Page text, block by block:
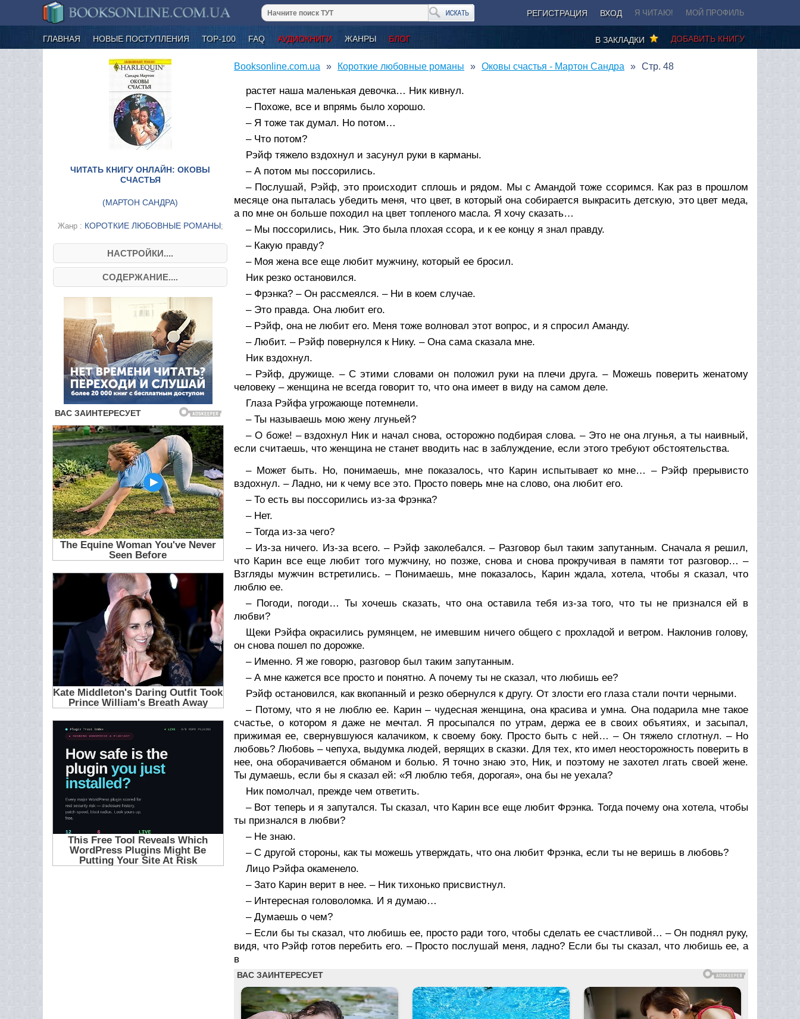
РЕГИСТРАЦИЯ ВХОД Я ЧИТАЮ! МОЙ ПРОФИЛЬ
ГЛАВНАЯ НОВЫЕ ПОСТУПЛЕНИЯ ТОР-100 FAQ АУДИОКНИГИ ЖАНРЫ БЛОГ ДОБАВИТЬ КНИГУ
В ЗАКЛАДКИ
ЧИТАТЬ КНИГУ ОНЛАЙН: ОКОВЫ
СЧАСТЬЯ
(МАРТОН САНДРА)
Жанр : КОРОТКИЕ ЛЮБОВНЫЕ РОМАНЫ;
НАСТРОЙКИ....
СОДЕРЖАНИЕ....
Booksonline.com.ua Короткие любовные романы Оковы счастья - Мартон Сандра Стр. 48
растет наша маленькая девочка… Ник кивнул.
– Похоже, все и впрямь было хорошо.
– Я тоже так думал. Но потом…
– Что потом?
Рэйф тяжело вздохнул и засунул руки в карманы.
– А потом мы поссорились.
– Послушай, Рэйф, это происходит сплошь и рядом. Мы с Амандой тоже ссоримся. Как раз в прошлом
месяце она пыталась убедить меня, что цвет, в который она собирается выкрасить детскую, это цвет меда,
а по мне он больше походил на цвет топленого масла. Я хочу сказать…
– Мы поссорились, Ник. Это была плохая ссора, и к ее концу я знал правду.
– Какую правду?
– Моя жена все еще любит мужчину, который ее бросил.
Ник резко остановился.
– Фрэнка? – Он рассмеялся. – Ни в коем случае.
– Это правда. Она любит его.
– Рэйф, она не любит его. Меня тоже волновал этот вопрос, и я спросил Аманду.
– Любит. – Рэйф повернулся к Нику. – Она сама сказала мне.
Ник вздохнул.
– Рэйф, дружище. – С этими словами он положил руки на плечи друга. – Можешь поверить женатому
человеку – женщина не всегда говорит то, что она имеет в виду на самом деле.
Глаза Рэйфа угрожающе потемнели.
– Ты называешь мою жену лгуньей?
– О боже! – вздохнул Ник и начал снова, осторожно подбирая слова. – Это не она лгунья, а ты наивный,
если считаешь, что женщина не станет вводить нас в заблуждение, если этого требуют обстоятельства.
– Может быть. Но, понимаешь, мне показалось, что Карин испытывает ко мне… – Рэйф прерывисто
вздохнул. – Ладно, ни к чему все это. Просто поверь мне на слово, она любит его.
– То есть вы поссорились из-за Фрэнка?
– Нет.
– Тогда из-за чего?
– Из-за ничего. Из-за всего. – Рэйф заколебался. – Разговор был таким запутанным. Сначала я решил,
что Карин все еще любит того мужчину, но позже, снова и снова прокручивая в памяти тот разговор… –
Взгляды мужчин встретились. – Понимаешь, мне показалось, Карин ждала, хотела, чтобы я сказал, что
люблю ее.
– Погоди, погоди… Ты хочешь сказать, что она оставила тебя из-за того, что ты не признался ей в
любви?
Щеки Рэйфа окрасились румянцем, не имевшим ничего общего с прохладой и ветром. Наклонив голову,
он снова пошел по дорожке.
– Именно. Я же говорю, разговор был таким запутанным.
– А мне кажется все просто и понятно. А почему ты не сказал, что любишь ее?
Рэйф остановился, как вкопанный и резко обернулся к другу. От злости его глаза стали почти черными.
– Потому, что я не люблю ее. Карин – чудесная женщина, она красива и умна. Она подарила мне такое
счастье, о котором я даже не мечтал. Я просыпался по утрам, держа ее в своих объятиях, и засыпал,
прижимая ее, свернувшуюся калачиком, к своему боку. Просто быть с ней… – Он тяжело сглотнул. – Но
любовь? Любовь – чепуха, выдумка людей, верящих в сказки. Для тех, кто имел неосторожность поверить в
нее, она оборачивается обманом и болью. Я точно знаю это, Ник, и поэтому не захотел лгать своей жене.
Ты думаешь, если бы я сказал ей: «Я люблю тебя, дорогая», она бы не уехала?
Ник помолчал, прежде чем ответить.
– Вот теперь и я запутался. Ты сказал, что Карин все еще любит Фрэнка. Тогда почему она хотела, чтобы
ты признался в любви?
– Не знаю.
– С другой стороны, как ты можешь утверждать, что она любит Фрэнка, если ты не веришь в любовь?
Лицо Рэйфа окаменело.
– Зато Карин верит в нее. – Ник тихонько присвистнул.
– Интересная головоломка. И я думаю…
– Думаешь о чем?
– Если бы ты сказал, что любишь ее, просто ради того, чтобы сделать ее счастливой… – Он поднял руку,
видя, что Рэйф готов перебить его. – Просто послушай меня, ладно? Если бы ты сказал, что любишь ее, а
в